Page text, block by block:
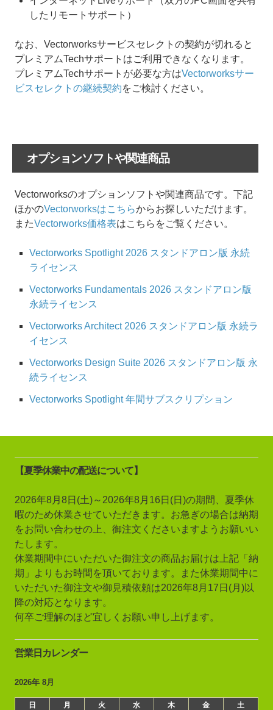
したリモートサポート）
なお、Vectorworksサービスセレクトの契約が切れると
プレミアムTechサポートはご利用できなくなります。
プレミアムTechサポートが必要な方はVectorworksサー
ビスセレクトの継続契約をご検討ください。
オプションソフトや関連商品
Vectorworksのオプションソフトや関連商品です。下記
ほかのVectorworksはこちらからお探しいただけます。
またVectorworks価格表はこちらをご覧ください。
Vectorworks Spotlight 2026 スタンドアロン版 永続
ライセンス
Vectorworks Fundamentals 2026 スタンドアロン版
永続ライセンス
Vectorworks Architect 2026 スタンドアロン版 永続ラ
イセンス
Vectorworks Design Suite 2026 スタンドアロン版 永
続ライセンス
Vectorworks Spotlight 年間サブスクリプション
【夏季休業中の配送について】
2026年8月8日(土)～2026年8月16日(日)の期間、夏季休
暇のため休業させていただきます。お急ぎの場合は納期
をお問い合わせの上、御注文くださいますようお願いい
たします。
休業期間中にいただいた御注文の商品お届けは上記「納
期」よりもお時間を頂いております。また休業期間中に
いただいた御注文や御見積依頼は2026年8月17日(月)以
降の対応となります。
何卒ご理解のほど宜しくお願い申し上げます。
営業日カレンダー
2026年 8月
日 月 火 水 木 金
土